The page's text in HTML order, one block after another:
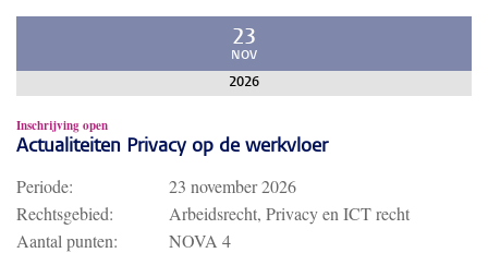
23
NOV
2026
Inschrijving open
Actualiteiten Privacy op de werkvloer
Periode:
23 november 2026
Rechtsgebied:
Arbeidsrecht, Privacy en ICT recht
Aantal punten:
NOVA 4